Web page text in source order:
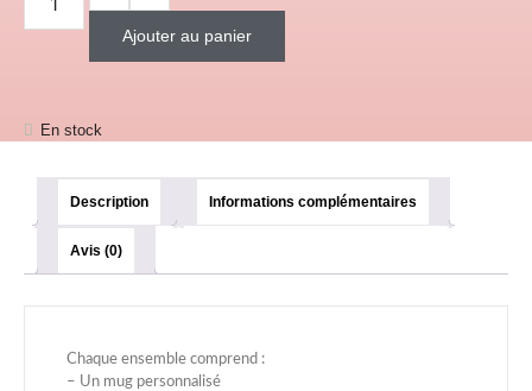
Ajouter au panier
En stock
Description Informations complémentaires
Avis (0)
Chaque ensemble comprend :
– Un mug personnalisé